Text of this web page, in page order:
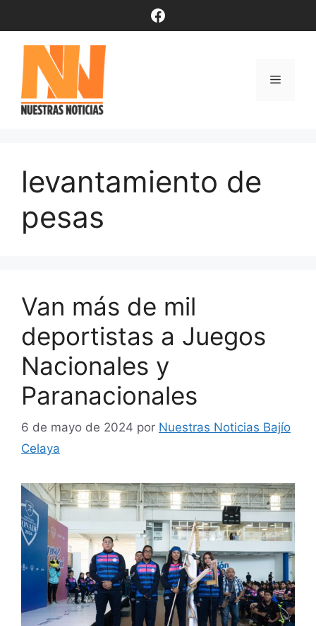
contenido
Facebook
Menú
levantamiento de
pesas
Van más de mil
deportistas a Juegos
Nacionales y
Paranacionales
6 de mayo de 2024 por Nuestras Noticias Bajío
Celaya